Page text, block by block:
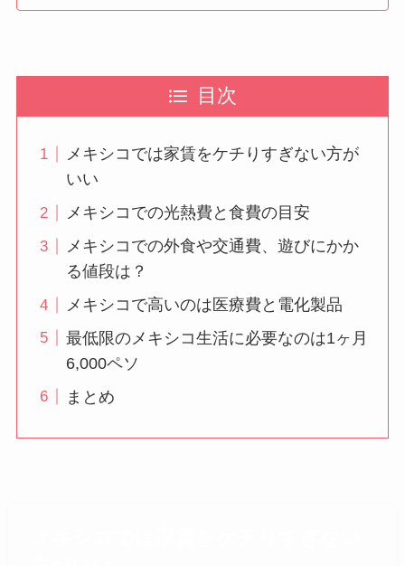
目次
メキシコでは家賃をケチりすぎない方が
いい
メキシコでの光熱費と食費の目安
メキシコでの外食や交通費、遊びにかか
る値段は？
メキシコで高いのは医療費と電化製品
最低限のメキシコ生活に必要なのは1ヶ月
6,000ペソ
まとめ